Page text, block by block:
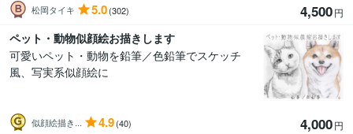
松岡タイキ 5.0(302) 4,500円
ペット・動物似顔絵お描きします
可愛いペット・動物を鉛筆／色鉛筆でスケッチ
風、写実系似顔絵に
似顔絵描き... 4.9(40) 4,000円